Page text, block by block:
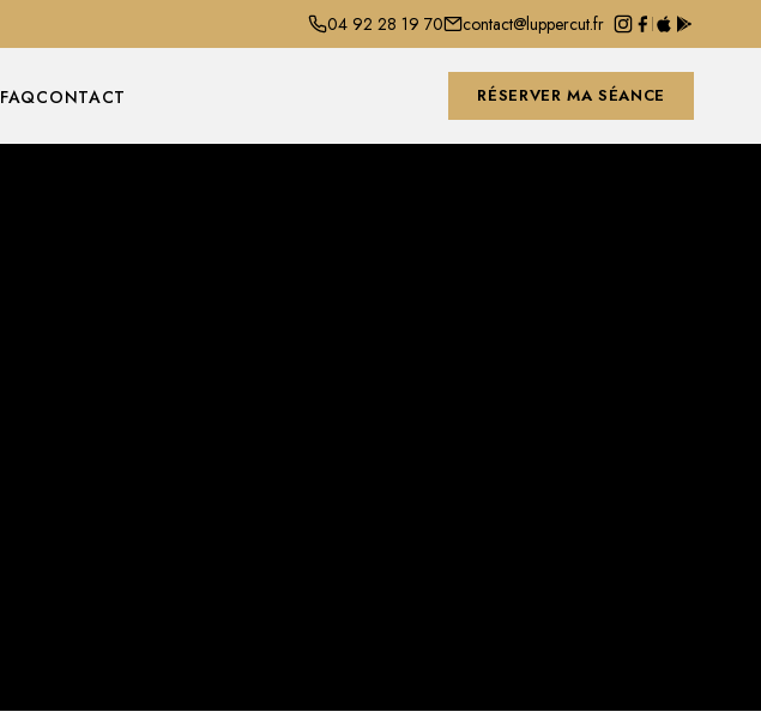
04 92 28 19 70 contact@luppercut.fr
FAQCONTACT RÉSERVER MA SÉANCE